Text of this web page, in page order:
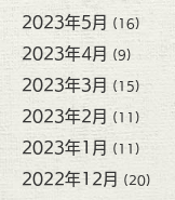
2023年5月 (16)
2023年4月 (9)
2023年3月 (15)
2023年2月 (11)
2023年1月 (11)
2022年12月 (20)